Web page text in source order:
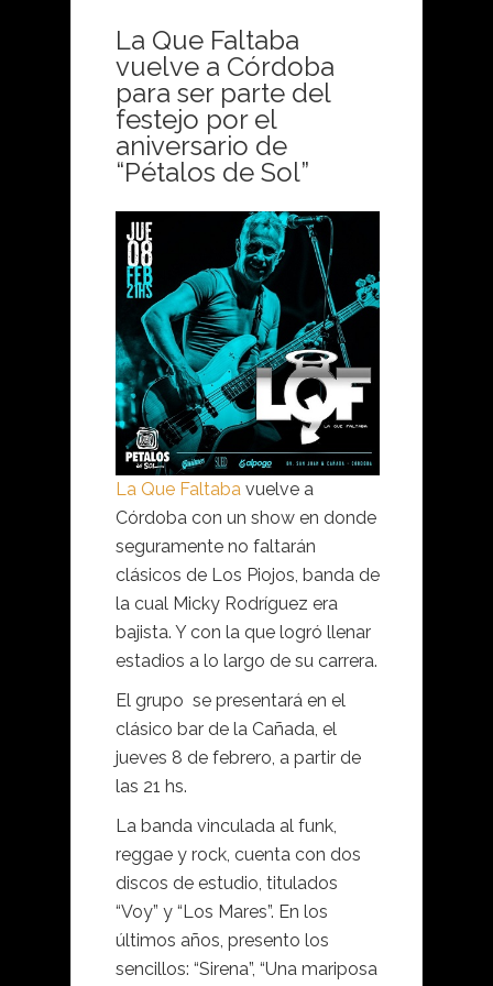
La Que Faltaba
vuelve a Córdoba
para ser parte del
festejo por el
aniversario de
“Pétalos de Sol”
La Que Faltaba vuelve a
Córdoba con un show en donde
seguramente no faltarán
clásicos de Los Piojos, banda de
la cual Micky Rodríguez era
bajista. Y con la que logró llenar
estadios a lo largo de su carrera.
El grupo se presentará en el
clásico bar de la Cañada, el
jueves 8 de febrero, a partir de
las 21 hs.
La banda vinculada al funk,
reggae y rock, cuenta con dos
discos de estudio, titulados
“Voy” y “Los Mares”. En los
últimos años, presento los
sencillos: “Sirena”, “Una mariposa